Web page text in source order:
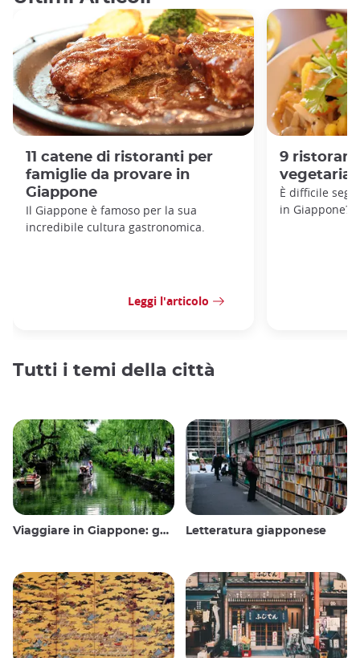
11 catene di ristoranti per
famiglie da provare in
Giappone
Il Giappone è famoso per la sua
incredibile cultura gastronomica.
Leggi l'articolo
9
È difficile
in Giappone?
Tutti i temi della città
Viaggiare in Giappone: guida e consigli Letteratura giapponese